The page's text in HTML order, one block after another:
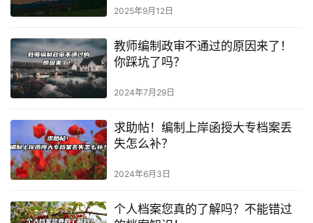
2025年9月12日
教师编制政审不通过的原因来了！
你踩坑了吗？
2024年7月29日
求助帖！编制上岸函授大专档案丢
失怎么补？
2024年6月3日
个人档案您真的了解吗？不能错过